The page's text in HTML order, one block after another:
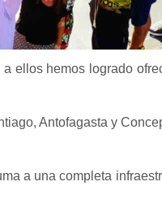
ellos hemos logrado
Antofagasta y
a una completa